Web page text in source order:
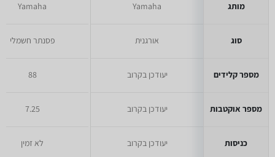
מותג
סוג
מספר קלידים
מספר אוקטבות
כניסות
Yamaha
אורגנית
יעודכן בקרוב
יעודכן בקרוב
יעודכן בקרוב
Yamaha
פסנתר חשמלי
88
7.25
לא זמין